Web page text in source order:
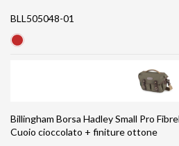
BLL505048-01
Billingham Borsa Hadley Small Pro
Cuoio cioccolato + finiture ottone